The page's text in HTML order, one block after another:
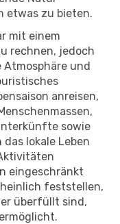
etwas zu bieten.
mit einem
rechnen, jedoch
Atmosphäre und
anreisen,
sowie
lokale Leben
eingeschränkt
feststellen,
überfüllt sind,